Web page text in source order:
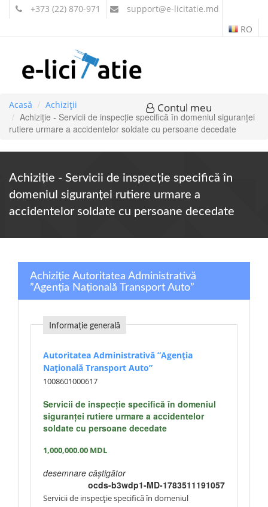
+373 (22) 870-971 support@e-licitatie.md
RO
Contul meu
Acasă Achiziții
Achiziție - Servicii de inspecție specifică în domeniul siguranței
rutiere urmare a accidentelor soldate cu persoane decedate
Achiziție - Servicii de inspecție specifică în
domeniul siguranței rutiere urmare a
accidentelor soldate cu persoane decedate
Achiziție Autoritatea Administrativă
”Agenția Națională Transport Auto”
Informație generală
Autoritatea Administrativă ”Agenția
Națională Transport Auto”
1008601000617
Servicii de inspecție specifică în domeniul
siguranței rutiere urmare a accidentelor
soldate cu persoane decedate
1,000,000.00 MDL
desemnare câștigător
ocds-b3wdp1-MD-1783511191057
Servicii de inspecție specifică în domeniul